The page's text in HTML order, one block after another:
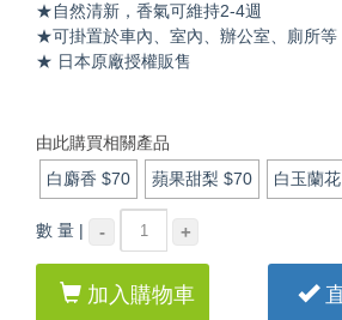
★自然清新，香氣可維持2-4週
★可掛置於車內、室內、辦公室、廁所等
★ 日本原廠授權販售
由此購買相關產品
白麝香 $70 蘋果甜梨 $70 白玉蘭花
數 量 | - +
加入購物車